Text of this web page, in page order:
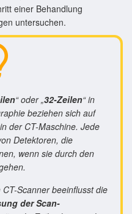
einer Behandlung
untersuchen.
“ oder „32-Zeilen“ in
beziehen sich auf
der CT-Maschine. Jede
Detektoren, die
wenn sie durch den
Scanner beeinflusst die
der Scan-